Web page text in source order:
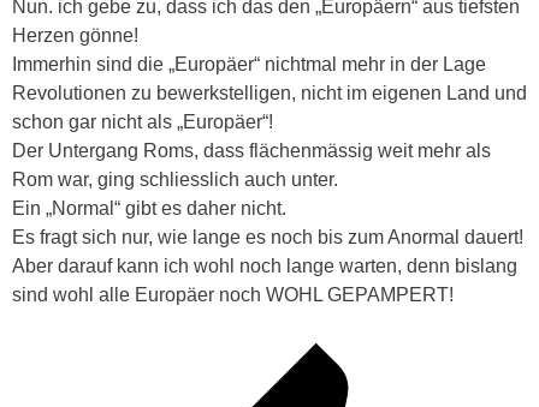
Nun. ich gebe zu, dass ich das den „Europäern“ aus tiefsten
Herzen gönne!
Immerhin sind die „Europäer“ nichtmal mehr in der Lage
Revolutionen zu bewerkstelligen, nicht im eigenen Land und
schon gar nicht als „Europäer“!
Der Untergang Roms, dass flächenmässig weit mehr als
Rom war, ging schliesslich auch unter.
Ein „Normal“ gibt es daher nicht.
Es fragt sich nur, wie lange es noch bis zum Anormal dauert!
Aber darauf kann ich wohl noch lange warten, denn bislang
sind wohl alle Europäer noch WOHL GEPAMPERT!